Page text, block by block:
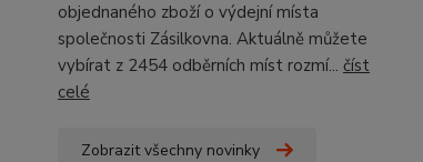
objednaného zboží o výdejní místa
společnosti Zásilkovna. Aktuálně můžete
vybírat z 2454 odběrních míst rozmí... číst
celé
Zobrazit všechny novinky